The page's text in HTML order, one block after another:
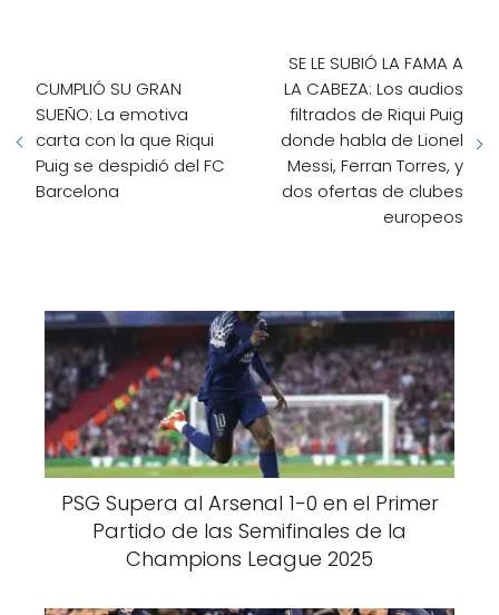
CUMPLIÓ SU GRAN
SUEÑO: La emotiva
carta con la que Riqui
Puig se despidió del FC
Barcelona
SE LE SUBIÓ LA FAMA A
LA CABEZA: Los audios
filtrados de Riqui Puig
donde habla de Lionel
Messi, Ferran Torres, y
dos ofertas de clubes
europeos
PSG Supera al Arsenal 1-0 en el Primer
Partido de las Semifinales de la
Champions League 2025